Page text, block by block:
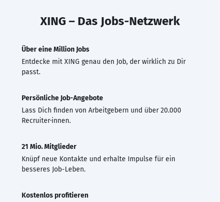
XING – Das Jobs-Netzwerk
Über eine Million Jobs
Entdecke mit XING genau den Job, der wirklich zu Dir
passt.
Persönliche Job-Angebote
Lass Dich finden von Arbeitgebern und über 20.000
Recruiter·innen.
21 Mio. Mitglieder
Knüpf neue Kontakte und erhalte Impulse für ein
besseres Job-Leben.
Kostenlos profitieren